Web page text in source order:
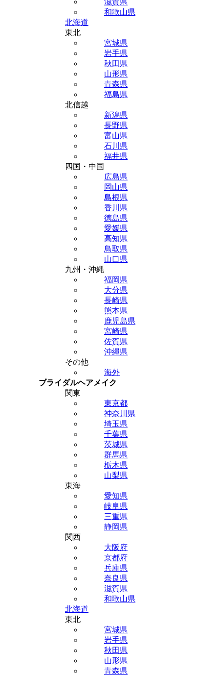
滋賀県
和歌山県
北海道
東北
宮城県
岩手県
秋田県
山形県
青森県
福島県
北信越
新潟県
長野県
富山県
石川県
福井県
四国・中国
広島県
岡山県
島根県
香川県
徳島県
愛媛県
高知県
鳥取県
山口県
九州・沖縄
福岡県
大分県
長崎県
熊本県
鹿児島県
宮崎県
佐賀県
沖縄県
その他
海外
ブライダルヘアメイク
関東
東京都
神奈川県
埼玉県
千葉県
茨城県
群馬県
栃木県
山梨県
東海
愛知県
岐阜県
三重県
静岡県
関西
大阪府
京都府
兵庫県
奈良県
滋賀県
和歌山県
北海道
東北
宮城県
岩手県
秋田県
山形県
青森県